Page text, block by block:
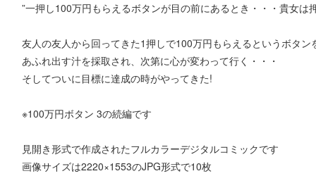
”一押し100万円もらえるボタンが目の前にあるとき・・・貴女は
友人の友人から回ってきた1押しで100万円もらえるというボタン
あふれ出す汁を採取され、次第に心が変わって行く・・・
そしてついに目標に達成の時がやってきた!
※100万円ボタン 3の続編です
見開き形式で作成されたフルカラーデジタルコミックです
画像サイズは2220×1553のJPG形式で10枚